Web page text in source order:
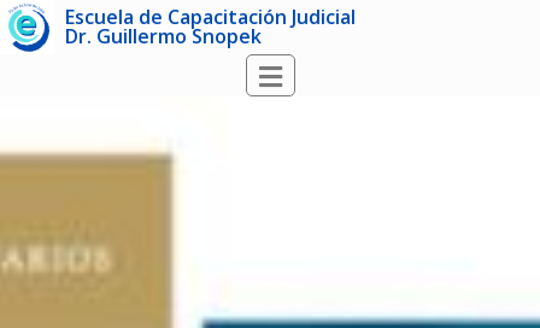
Escuela de Capacitación Judicial
Dr. Guillermo Snopek